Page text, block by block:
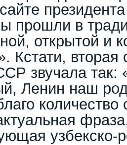
прошли в
открытой и
Кстати, вторая
звучала так:
Ленин наш
количество
узбекско-